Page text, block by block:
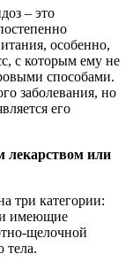
– это
особенно,
с которым ему не
способами.
заболевания, но
его
или
три категории:
и имеющие
щелочной
тела.